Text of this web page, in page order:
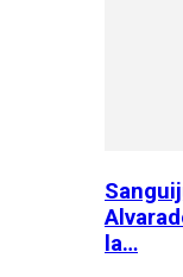
la…